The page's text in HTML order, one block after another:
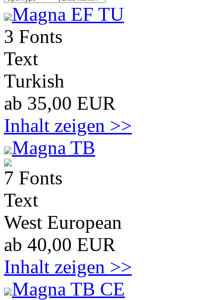
Magna EF TU
3 Fonts
Text
Turkish
ab 35,00 EUR
Inhalt zeigen >>
Magna TB
7 Fonts
Text
West European
ab 40,00 EUR
Inhalt zeigen >>
Magna TB CE